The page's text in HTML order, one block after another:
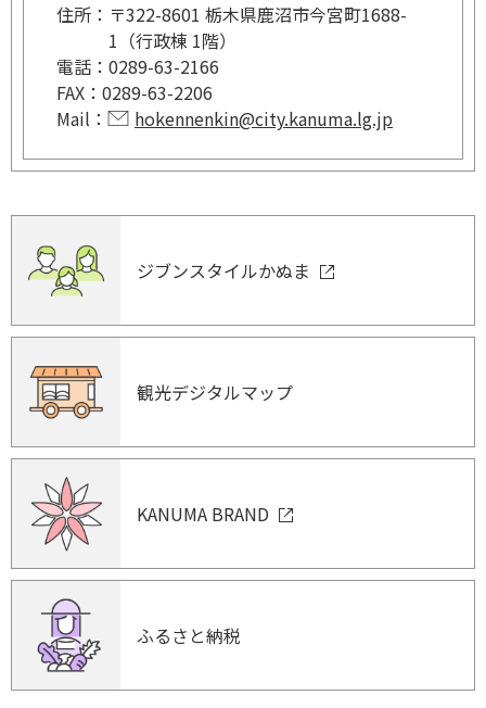
住所： 〒322-8601 栃木県鹿沼市今宮町1688-
1（行政棟 1階）
電話： 0289-63-2166
FAX： 0289-63-2206
Mail：
hokennenkin@city.kanuma.lg.jp
ジブンスタイルかぬま
観光デジタルマップ
KANUMA BRAND
ふるさと納税